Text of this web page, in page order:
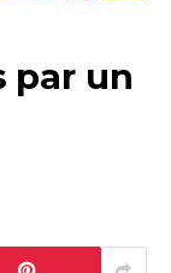
par un